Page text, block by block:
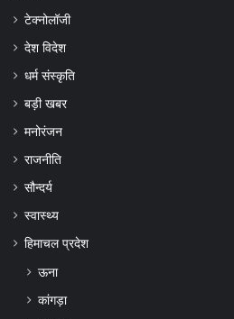
टेक्नोलॉजी
देश विदेश
धर्म संस्कृति
बड़ी खबर
मनोरंजन
राजनीति
सौन्दर्य
स्वास्थ्य
हिमाचल प्रदेश
ऊना
कांगड़ा